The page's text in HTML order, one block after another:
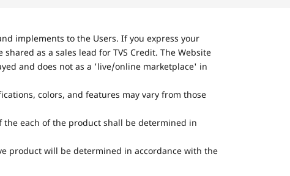
implements to the Users. If you express your
as a sales lead for TVS Credit. The Website
and does not as a 'live/online marketplace' in
colors, and features may vary from those
the each of the product shall be determined in
product will be determined in accordance with the